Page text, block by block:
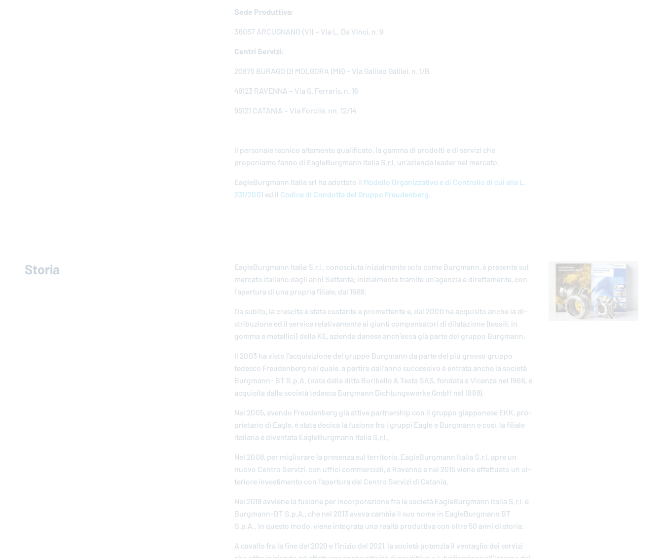
Sede Produttiva:
36057 ARCUGNANO (VI) – Via L. Da Vinci, n. 9
Centri Servizi:
20875 BURAGO DI MOLGORA (MB) - Via Galileo Galilei, n. 1/B
48123 RAVENNA – Via G. Ferraris, n. 16
95121 CATANIA – Via Forcile, nn. 12/14
Il personale tecnico altamente qualificato, la gamma di prodotti e di servizi che
proponiamo fanno diEagleBurgmann Italia S.r.l. un’azienda leader nel mercato.
EagleBurgmann Italia srl ha adottato il Modello Organizzativo e di Controllo di cui alla L.
231/2001ed il Codice di Condotta del Gruppo Freudenberg.
Storia EagleBurgmann Italia S.r.l., co­no­sciu­ta ini­zial­men­te solo come Burgmann, è presente sul
mercato italiano dagli anni Settanta; ini­zial­men­te tramite un’a­gen­zia e di­ret­ta­men­te, con
l’a­per­tu­ra di una propria filiale, dal 1989.
Da subito, la crescita è stata costante e pro­met­ten­te e, dal 2000 ha ac­qui­si­to anche la di­
stri­bu­zio­ne ed il service re­la­ti­va­men­te ai giunti com­pen­sa­to­ri di di­la­ta­zio­ne (tessili, in
gomma e me­tal­li­ci) della KE, azienda danese an­ch’es­sa già parte del gruppo Burgmann.
Il 2003 ha visto l’ac­qui­si­zio­ne del gruppo Burgmann da parte del più grosso gruppo
tedesco Freu­den­berg nel quale, a partire dal­l’an­no suc­ces­si­vo è entrata anche la società
Burg­mann- BT S.p.A. (nata dalla ditta Bo­ri­bel­lo & Testa SAS, fondata a Vicenza nel 1966, e
ac­qui­si­ta dalla società tedesca Burgmann Di­ch­tung­swer­ke GmbH nel 1998).
Nel 2005, avendo Freu­den­berg già attive part­ner­ship con il gruppo giap­po­ne­se EKK, pro­
prie­ta­rio di Eagle, è stata decisa la fusione fra i gruppi Eagle e Burgmann e così, la filiale
italiana è di­ven­ta­taEagleBurgmann Italia S.r.l..
Nel 2008, per mi­glio­ra­re la presenza sul ter­ri­to­rio,EagleBurgmann Italia S.r.l. apre un
nuovo Centro Servizi, con uffici com­mer­cia­li, a Ravenna e nel 2015 viene ef­fet­tua­to un ul­
te­rio­re in­ve­sti­men­to con l’a­per­tu­ra del Centro Servizi di Catania.
Nel 2019 avviene la fusione per in­cor­po­ra­zio­ne fra le societàEagleBurgmann Italia S.r.l. e
Burg­mann-BT S.p.A., che nel 2013 aveva cambia il suo nome in EagleBurgmann BT
S.p.A.. In questo modo, viene in­te­gra­ta una realtà pro­dut­ti­va con oltre 50 anni di storia.
A cavallo fra la fine del 2020 e l’inizio del 2021, la società potenzia il ven­ta­glio dei servizi